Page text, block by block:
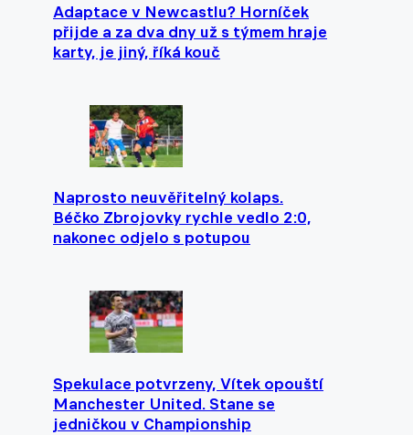
Adaptace v Newcastlu? Horníček
přijde a za dva dny už s týmem hraje
karty, je jiný, říká kouč
Naprosto neuvěřitelný kolaps.
Béčko Zbrojovky rychle vedlo 2:0,
nakonec odjelo s potupou
Spekulace potvrzeny, Vítek opouští
Manchester United. Stane se
jedničkou v Championship